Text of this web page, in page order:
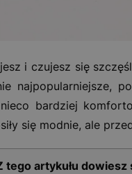
i czujesz się
najpopularniejsze,
bardziej
się modnie, ale
tego artykułu dowiesz